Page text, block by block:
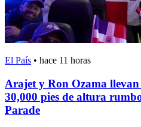
El País • hace 11 horas
Arajet y Ron Ozama
30,000 pies de altura
Parade